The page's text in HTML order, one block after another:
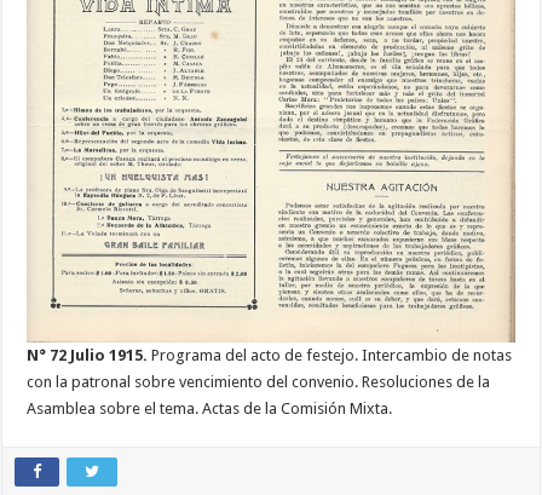
N° 72 Julio 1915.Programa del acto de festejo. Intercambio de notas
con la patronal sobre vencimiento del convenio. Resoluciones de la
Asamblea sobre el tema. Actas de la Comisión Mixta.